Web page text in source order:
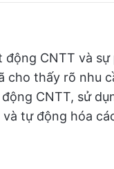
CNTT và
thấy rõ nhu
CNTT, sử
tự động hóa